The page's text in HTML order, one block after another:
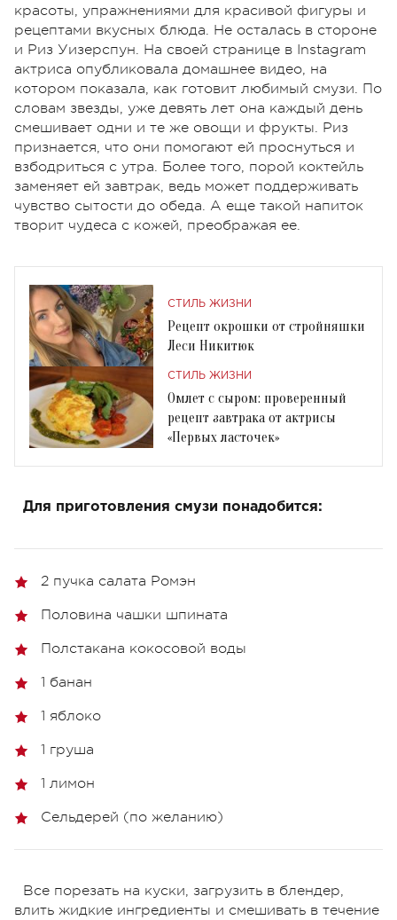
красоты, упражнениями для красивой фигуры и
рецептами вкусных блюда. Не осталась в стороне
и Риз Уизерспун. На своей странице в Instagram
актриса опубликовала домашнее видео, на
котором показала, как готовит любимый смузи. По
словам звезды, уже девять лет она каждый день
смешивает одни и те же овощи и фрукты. Риз
признается, что они помогают ей проснуться и
взбодриться с утра. Более того, порой коктейль
заменяет ей завтрак, ведь может поддерживать
чувство сытости до обеда. А еще такой напиток
творит чудеса с кожей, преображая ее.
СТИЛЬ ЖИЗНИ
Рецепт окрошки от стройняшки
Леси Никитюк
СТИЛЬ ЖИЗНИ
Омлет с сыром: проверенный
рецепт завтрака от актрисы
«Первых ласточек»
Для приготовления смузи понадобится:
2 пучка салата Ромэн
Половина чашки шпината
Полстакана кокосовой воды
1 банан
1 яблоко
1 груша
1 лимон
Сельдерей (по желанию)
Все порезать на куски, загрузить в блендер,
влить жидкие ингредиенты и смешивать в течение